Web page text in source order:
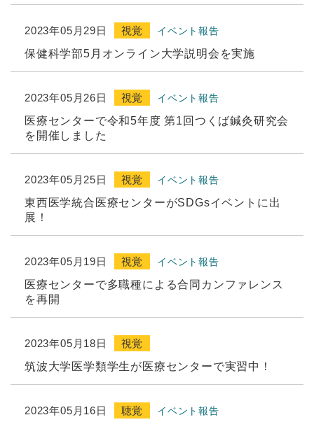
2023年05月29日 視覚 イベント報告
保健科学部5月オンライン大学説明会を実施
2023年05月26日 視覚 イベント報告
医療センターで令和5年度 第1回つくば鍼灸研究会
を開催しました
2023年05月25日 視覚 イベント報告
東西医学統合医療センターがSDGsイベントに出
展！
2023年05月19日 視覚 イベント報告
医療センターで多職種による合同カンファレンス
を再開
2023年05月18日
視覚
筑波大学医学類学生が医療センターで実習中！
2023年05月16日 聴覚 イベント報告